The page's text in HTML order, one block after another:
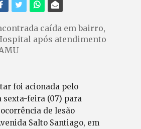
caída em bairro,
após atendimento
foi acionada pelo
sexta-feira (07) para
de lesão
Salto Santiago, em